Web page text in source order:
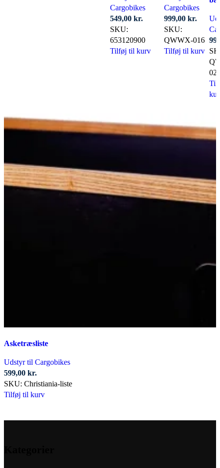
Asketræsliste
Udstyr til Cargobikes
599,00 kr.
SKU: Christiania-liste
Tilføj til kurv
Cargobikes
549,00 kr.
SKU:
653120900
Tilføj til kurv
Cargobikes
999,00 kr.
SKU:
QWWX-016
Tilføj til kurv